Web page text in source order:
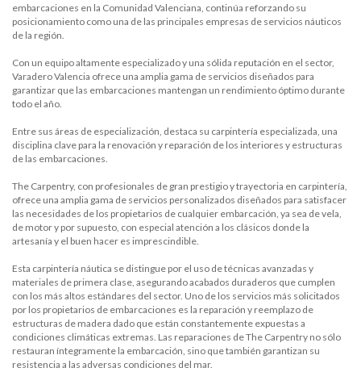
embarcaciones en la Comunidad Valenciana, continúa reforzando su
posicionamiento como una de las principales empresas de servicios náuticos
de la región.
Con un equipo altamente especializado y una sólida reputación en el sector,
Varadero Valencia ofrece una amplia gama de servicios diseñados para
garantizar que las embarcaciones mantengan un rendimiento óptimo durante
todo el año.
Entre sus áreas de especialización, destaca su carpintería especializada, una
disciplina clave para la renovación y reparación de los interiores y estructuras
de las embarcaciones.
The Carpentry, con profesionales de gran prestigio y trayectoria en carpintería,
ofrece una amplia gama de servicios personalizados diseñados para satisfacer
las necesidades de los propietarios de cualquier embarcación, ya sea de vela,
de motor y por supuesto, con especial atención a los clásicos donde la
artesanía y el buen hacer es imprescindible.
Esta carpintería náutica se distingue por el uso de técnicas avanzadas y
materiales de primera clase, asegurando acabados duraderos que cumplen
con los más altos estándares del sector. Uno de los servicios más solicitados
por los propietarios de embarcaciones es la reparación y reemplazo de
estructuras de madera dado que están constantemente expuestas a
condiciones climáticas extremas. Las reparaciones de The Carpentry no sólo
restauran íntegramente la embarcación, sino que también garantizan su
resistencia a las adversas condiciones del mar.